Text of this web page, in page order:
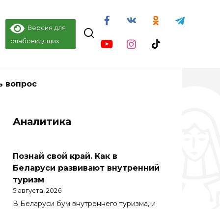
Версия для
слабовидящих
вопрос
Аналитика
Познай свой край. Как в
Беларуси развивают внутренний
туризм
5 августа, 2026
В Беларуси бум внутреннего туризма, и